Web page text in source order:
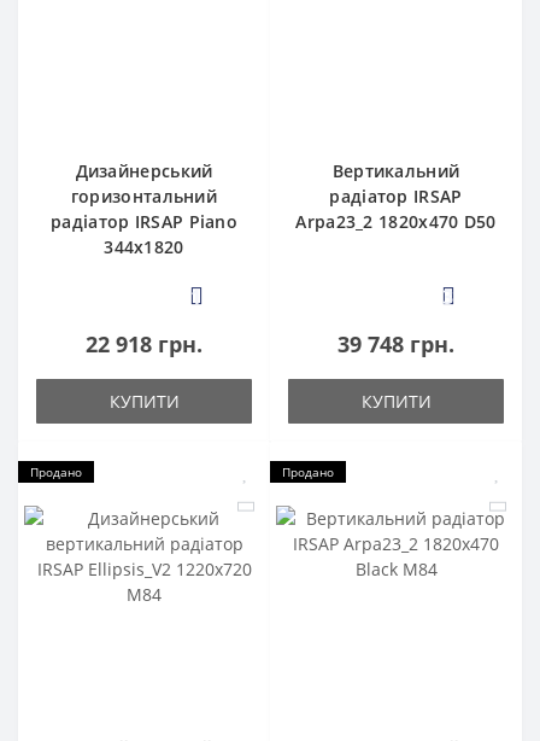
Дизайнерський
горизонтальний
радіатор IRSAP Piano
344x1820
1
22 918 грн.
КУПИТИ
Вертикальний
радіатор IRSAP
Arpa23_2 1820x470 D50
3
39 748 грн.
КУПИТИ
Продано Продано